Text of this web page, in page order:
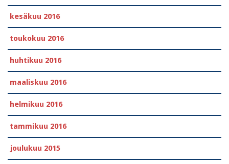
kesäkuu 2016
toukokuu 2016
huhtikuu 2016
maaliskuu 2016
helmikuu 2016
tammikuu 2016
joulukuu 2015